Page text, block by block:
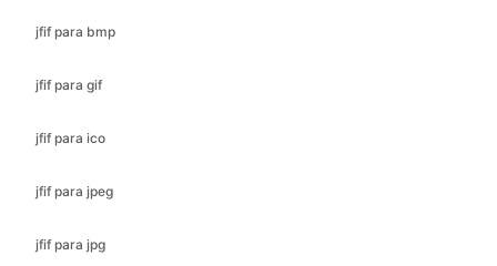
jfif para ico
jfif para jpeg
jfif para jpg
jfif para png
jfif para webp